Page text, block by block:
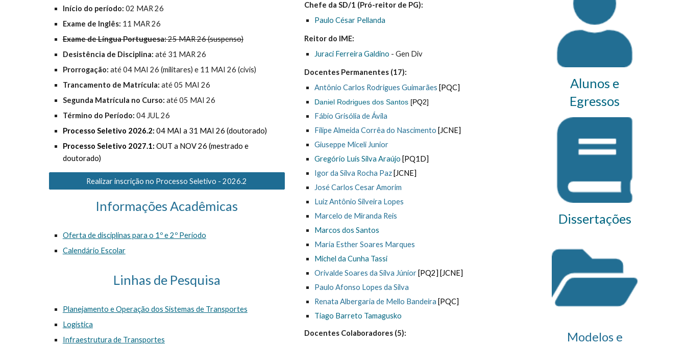
Início do período: 02 MAR26
Exame de Inglês: 11 MAR26
Exame de Língua Portuguesa:25MAR26 (suspenso)
Desistência de Disciplina: até 31 MAR26
Prorrogação: até 04 MAI 26 (militares) e 11 MAI 26 (civis)
Trancamento de Matrícula: até05 MAI 26
Segunda Matrícula no Curso: até 05 MAI 26
Término do Período: 04 JUL26
Processo Seletivo 2026.2: 04 MAI a 31 MAI 26 (doutorado)
Processo Seletivo 2027.1: OUT a NOV26 (mestrado e
doutorado)
Realizar inscrição no Processo Seletivo - 2026.2
Informações Acadêmicas
Oferta de disciplinas para o 1º e 2º Período
Calendário Escolar
Linhas de Pesquisa
Planejamento e Operação dos Sistemas de Transportes
Logística
Infraestrutura de Transportes
Chefe da SD/1 (Pró-reitor de PG):
Paulo César Pellanda
Reitor do IME:
Juraci Ferreira Galdino -Gen Div
Docentes Permanentes (17):
Antônio Carlos Rodrigues Guimarães [PQC]
Daniel Rodrigues dos Santos [PQ2]
Fábio Grisólia de Ávila
Filipe Almeida Corrêa do Nascimento [JCNE]
Giuseppe Miceli Junior
Gregório Luís Silva Araújo [PQ1D]
Igor da Silva Rocha Paz [JCNE]
José Carlos Cesar Amorim
Luiz Antônio Silveira Lopes
Marcelo de Miranda Reis
Marcos dos Santos
Maria Esther Soares Marques
Michel da Cunha Tassi
Orivalde Soares da Silva Júnior [PQ2] [JCNE]
Paulo Afonso Lopes da Silva
Renata Albergaria de Mello Bandeira [PQC]
Tiago Barreto Tamagusko
Docentes Colaboradores (5):
Alunos e
Egressos
Dissertações
Modelos e